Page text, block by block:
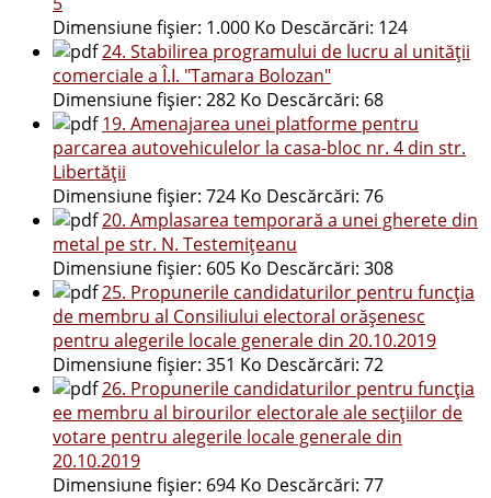
Dimensiune fișier: 1.000 Ko Descărcări: 124
24. Stabilirea programului de lucru al unității
comerciale a Î.I. "Tamara Bolozan"
Dimensiune fișier: 282 Ko Descărcări: 68
19. Amenajarea unei platforme pentru
parcarea autovehiculelor la casa-bloc nr. 4 din str.
Libertății
Dimensiune fișier: 724 Ko Descărcări: 76
20. Amplasarea temporară a unei gherete din
metal pe str. N. Testemițeanu
Dimensiune fișier: 605 Ko Descărcări: 308
25. Propunerile candidaturilor pentru funcția
de membru al Consiliului electoral orășenesc
pentru alegerile locale generale din 20.10.2019
Dimensiune fișier: 351 Ko Descărcări: 72
26. Propunerile candidaturilor pentru funcția
ee membru al birourilor electorale ale secțiilor de
votare pentru alegerile locale generale din
20.10.2019
Dimensiune fișier: 694 Ko Descărcări: 77